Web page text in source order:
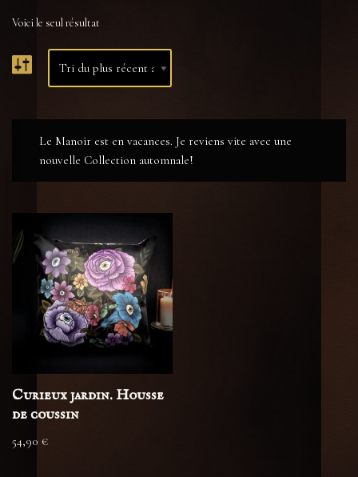
Voici le seul résultat
Le Manoir est en vacances. Je reviens vite avec une
nouvelle Collection automnale!
Curieux jardin. Housse
de coussin
54,90 €